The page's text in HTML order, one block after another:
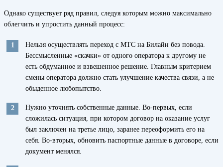
Однако существует ряд правил, следуя которым можно максимально
облегчить и упростить данный процесс:
Нельзя осуществлять переход с МТС на Билайн без повода.
Бессмысленные «скачки» от одного оператора к другому не
есть обдуманное и взвешенное решение. Главным критерием
смены оператора должно стать улучшение качества связи, а не
обыденное любопытство.
Нужно уточнять собственные данные. Во-первых, если
сложилась ситуация, при котором договор на оказание услуг
был заключен на третье лицо, заранее переоформить его на
себя. Во-вторых, обновить паспортные данные в договоре, если
документ менялся.